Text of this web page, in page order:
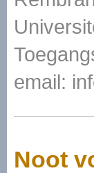
email:
Noot